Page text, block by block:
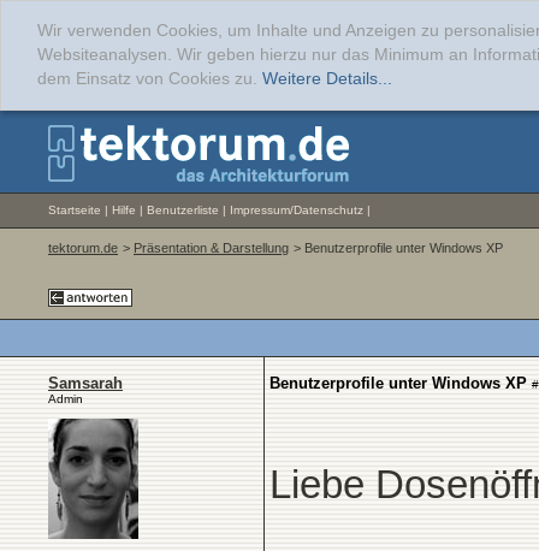
Wir verwenden Cookies, um Inhalte und Anzeigen zu
Websiteanalysen. Wir geben hierzu nur das Minimum an
dem Einsatz von Cookies zu. Weitere Details...
Startseite | Hilfe | Benutzerliste | Impressum/Datenschutz |
tektorum.de > Präsentation & Darstellung > Benutzerprofile unter Windows XP
Samsarah
Admin
Benutzerprofile unter Windows XP #
Liebe